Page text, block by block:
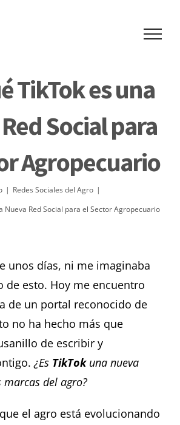
TikTok es una
Social para
Agropecuario
| Redes Sociales del Agro |
Nueva Red Social para el Sector Agropecuario
unos días, ni me imaginaba
de esto. Hoy me encuentro
de un portal reconocido de
no ha hecho más que
de escribir y
¿Es TikTokuna nueva
del agro?
el agro está evolucionando